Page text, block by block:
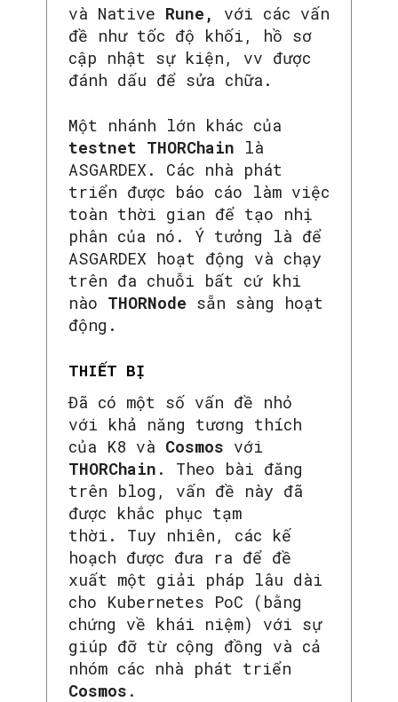
SEARCH...
và Native Rune,
với các vấn
đề như tốc độ khối, hồ sơ
cập nhật sự kiện, vv được
đánh dấu để sửa chữa.
Một nhánh lớn khác của
testnet THORChain là
ASGARDEX. Các nhà phát
triển được báo cáo làm việc
toàn thời gian để tạo nhị
phân của nó. Ý tưởng là để
ASGARDEX hoạt động và chạy
trên đa chuỗi bất cứ khi
nào THORNode sẵn sàng hoạt
động.
THIẾT BỊ
Đã có một số vấn đề nhỏ
với khả năng tương thích
của K8 và Cosmos với
THORChain . Theo bài đăng
trên blog, vấn đề này đã
được khắc phục tạm
thời. Tuy nhiên, các kế
hoạch được đưa ra để đề
xuất một giải pháp lâu dài
cho Kubernetes PoC (bằng
chứng về khái niệm) với sự
giúp đỡ từ cộng đồng và cả
nhóm các nhà phát triển
Cosmos .